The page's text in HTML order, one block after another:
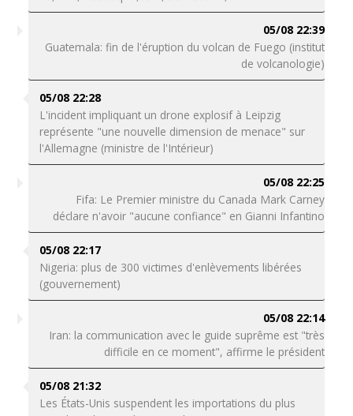
05/08 22:39
Guatemala: fin de l'éruption du volcan de Fuego (institut
de volcanologie)
05/08 22:28
L'incident impliquant un drone explosif à Leipzig
représente "une nouvelle dimension de menace" sur
l'Allemagne (ministre de l'Intérieur)
05/08 22:25
Fifa: Le Premier ministre du Canada Mark Carney
déclare n'avoir "aucune confiance" en Gianni Infantino
05/08 22:17
Nigeria: plus de 300 victimes d'enlèvements libérées
(gouvernement)
05/08 22:14
Iran: la communication avec le guide suprême est "très
difficile en ce moment", affirme le président
05/08 21:32
Les États-Unis suspendent les importations du plus